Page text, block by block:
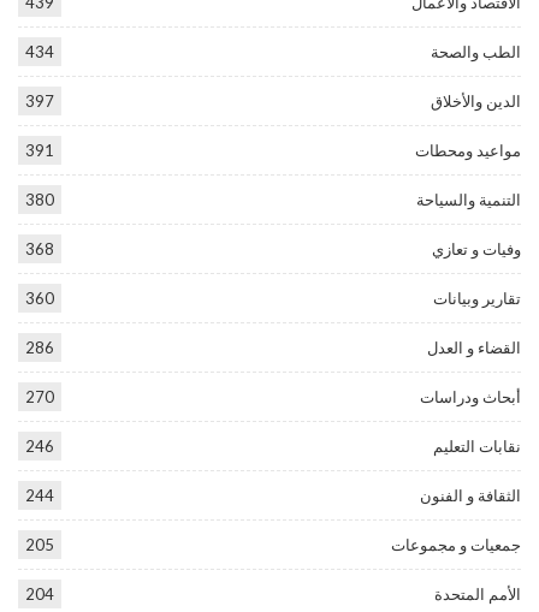
الطب والصحة 434
الدين والأخلاق 397
مواعيد ومحطات 391
التنمية والسياحة 380
وفيات و تعازي 368
تقارير وبيانات 360
القضاء و العدل 286
أبحاث ودراسات 270
نقابات التعليم 246
الثقافة و الفنون 244
جمعيات و مجموعات 205
الأمم المتحدة 204